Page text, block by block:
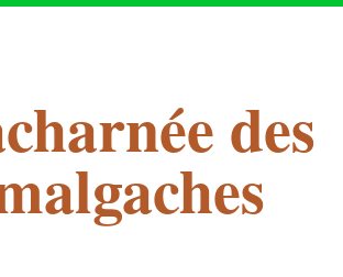
des